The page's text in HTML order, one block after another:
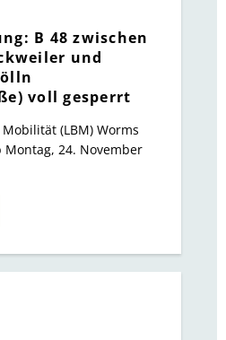
B 48 zwischen
und
voll gesperrt
(LBM) Worms
24. November